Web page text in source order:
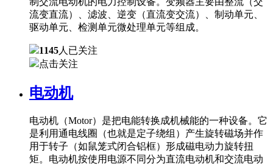
流变直流）、滤波、逆变（直流变交流）、制动单元、
驱动单元、检测单元微处理单元等组成。
1145人已关注
点击关注
电动机
电动机（Motor）是把电能转换成机械能的一种设备。它
是利用通电线圈（也就是定子绕组）产生旋转磁场并作
用于转子（如鼠笼式闭合铝框）形成磁电动力旋转扭
矩。电动机按使用电源不同分为直流电动机和交流电动